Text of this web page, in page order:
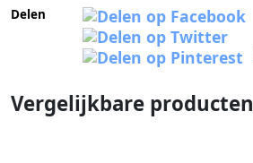
Delen
Vergelijkbare producten